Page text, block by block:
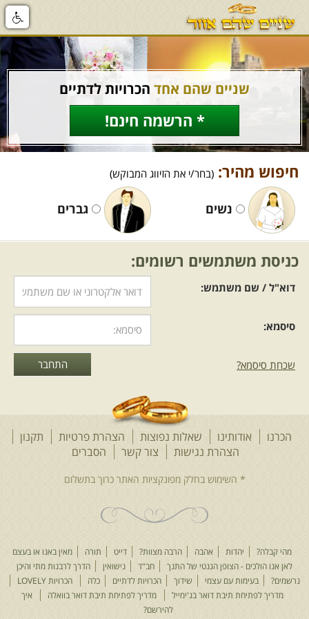
שניים שהם אחד הכרויות לדתיים
* הרשמה חינם!
חיפוש מהיר: (בחר/י את הזיווג המבוקש)
נשים גברים
כניסת משתמשים רשומים:
דוא"ל / שם משתמש:
סיסמא:
שכחת סיסמא?
הכרנו אודותינו שאלות נפוצות הצהרת פרטיות
תקנון
הצהרת נגישות
צור קשר הסברים
מהי קבלה? יהדות אהבה הרבה מצוות? דייט תורה
מאין באנו או בעצם
לאן אנו הולכים - הצופן הגנטי של התנך
חב"ד נישואין
הדרך לרבנות מתי והיכן
נרשמים?
בעימות עם עצמי שידוך הכרויות לדתיים כלה
הכרויות LOVELY
מדריך לפתיחת תיבת דואר בג'ימייל
מדריך לפתיחת תיבת דואר בוואלה
איך
להירשם?